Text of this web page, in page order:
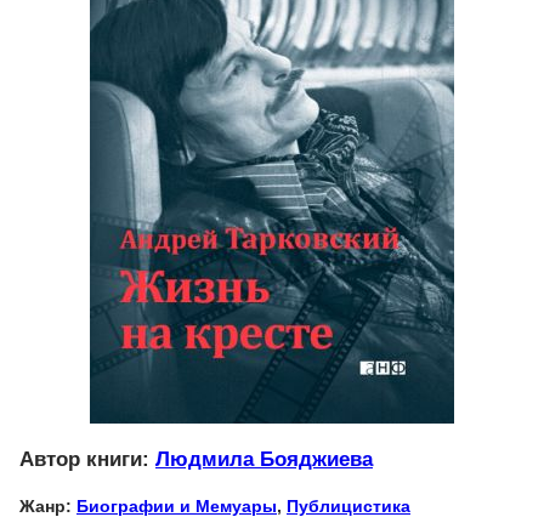
Автор книги: Людмила Бояджиева
Жанр: Биографии и Мемуары, Публицистика